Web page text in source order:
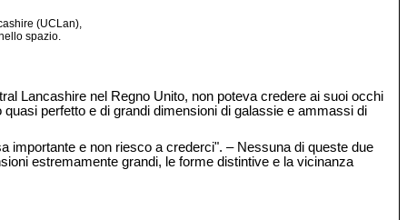
(UCLan),
spazio.
Lancashire nel Regno Unito, non poteva credere ai suoi occhi
perfetto e di grandi dimensioni di galassie e ammassi di
importante e non riesco a crederci". – Nessuna di queste due
estremamente grandi, le forme distintive e la vicinanza